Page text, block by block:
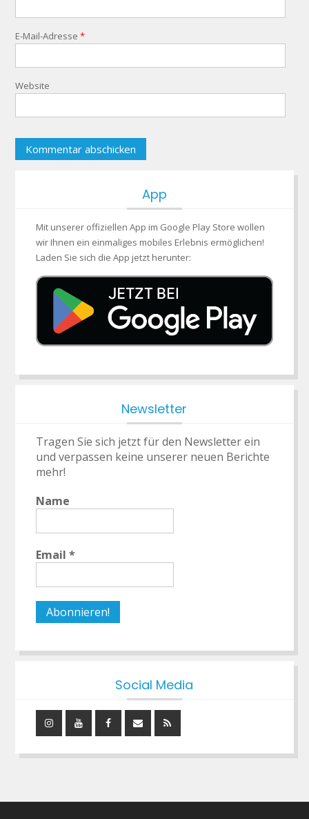
E-Mail-Adresse *
Website
App
Mit unserer offiziellen App im Google Play Store wollen
wir Ihnen ein einmaliges mobiles Erlebnis ermöglichen!
Laden Sie sich die App jetzt herunter:
Newsletter
Tragen Sie sich jetzt für den Newsletter ein
und verpassen keine unserer neuen Berichte
mehr!
Name
Email *
Social Media